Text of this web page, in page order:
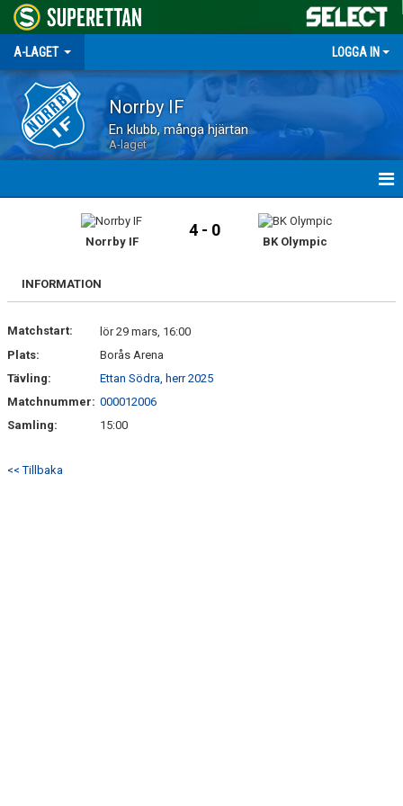
A-LAGET LOGGA IN
Norrby IF
En klubb, många hjärtan
A-laget
MATCHER
TRUPPEN
DOKUMENT
Norrby IF
4 - 0
BK Olympic
INFORMATION
Matchstart:
lör 29 mars, 16:00
Plats:
Borås Arena
Tävling:
Ettan Södra, herr 2025
Matchnummer: 000012006
Samling:
15:00
<< Tillbaka